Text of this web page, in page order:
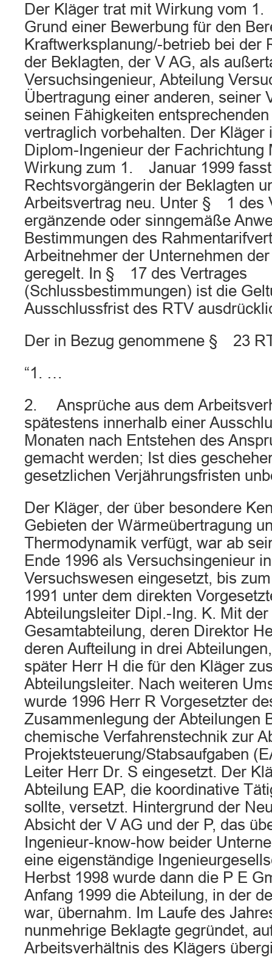
Der Kläger trat mit Wirkung vom
Grund einer Bewerbung für den
Kraftwerksplanung/-betrieb bei der
der Beklagten, der V AG, als
Versuchsingenieur, Abteilung
Übertragung einer anderen, seiner
seinen Fähigkeiten
vertraglich vorbehalten. Der Kläger
Diplom-Ingenieur der Fachrichtung
Wirkung zum 1. Januar 1999
Rechtsvorgängerin der Beklagten
Arbeitsvertrag neu. Unter § 1 des
ergänzende oder sinngemäße
Bestimmungen des
Arbeitnehmer der Unternehmen
geregelt. In § 17 des Vertrages
(Schlussbestimmungen) ist die
Ausschlussfrist des RTV
Der in Bezug genommene § 23
“1. …
2. Ansprüche aus dem
spätestens innerhalb einer
Monaten nach Entstehen des
gemacht werden; Ist dies
gesetzlichen Verjährungsfristen
Der Kläger, der über besondere
Gebieten der Wärmeübertragung
Thermodynamik verfügt, war ab
Ende 1996 als Versuchsingenieur
Versuchswesen eingesetzt, bis
1991 unter dem direkten
Abteilungsleiter Dipl.-Ing. K. Mit
Gesamtabteilung, deren Direktor
deren Aufteilung in drei
später Herr H die für den Kläger
Abteilungsleiter. Nach weiteren
wurde 1996 Herr R Vorgesetzter
Zusammenlegung der Abteilungen
chemische Verfahrenstechnik zur
Projektsteuerung/Stabsaufgaben
Leiter Herr Dr. S eingesetzt. Der
Abteilung EAP, die koordinative
sollte, versetzt. Hintergrund der
Absicht der V AG und der P, das
Ingenieur-know-how beider
eine eigenständige
Herbst 1998 wurde dann die P E
Anfang 1999 die Abteilung, in der
war, übernahm. Im Laufe des
nunmehrige Beklagte gegründet,
Arbeitsverhältnis des Klägers